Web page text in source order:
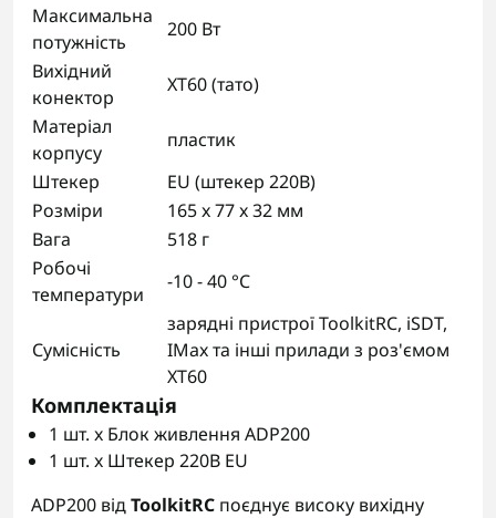
Максимальна
потужність
200 Вт
Вихідний
конектор
XT60 (тато)
Матеріал
корпусу
пластик
Штекер
EU (штекер 220В)
Розміри
165 x 77 x 32 мм
Вага
518 г
Робочі
температури
-10 - 40 °C
Сумісність
зарядні пристрої ToolkitRC, iSDT,
IMax та інші прилади з роз'ємом
XT60
Комплектація
1 шт. x Блок живлення ADP200
1 шт. x Штекер 220В EU
ADP200 відToolkitRC поєднує високу вихідну